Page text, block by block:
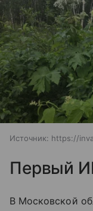
Источник: https://
Первый
В Московской